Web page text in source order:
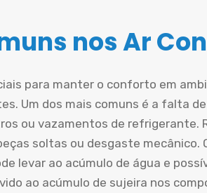
nos Ar
para manter o conforto em
Um dos mais comuns é a falta
ou vazamentos de refrigerante.
soltas ou desgaste mecânico.
levar ao acúmulo de água e
ao acúmulo de sujeira nos